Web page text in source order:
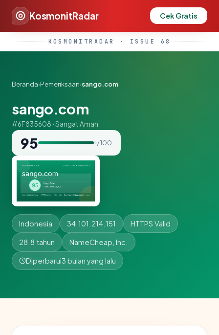
KosmonitRadar Cek Gratis
KOSMONITRADAR · ISSUE 68
Beranda›Pemeriksaan›sango.com
sango.com
#6F835608 · Sangat Aman
95 / 100
Indonesia 34.101.214.151 HTTPS Valid
28.8 tahun NameCheap, Inc.
Diperbarui3 bulan yang lalu